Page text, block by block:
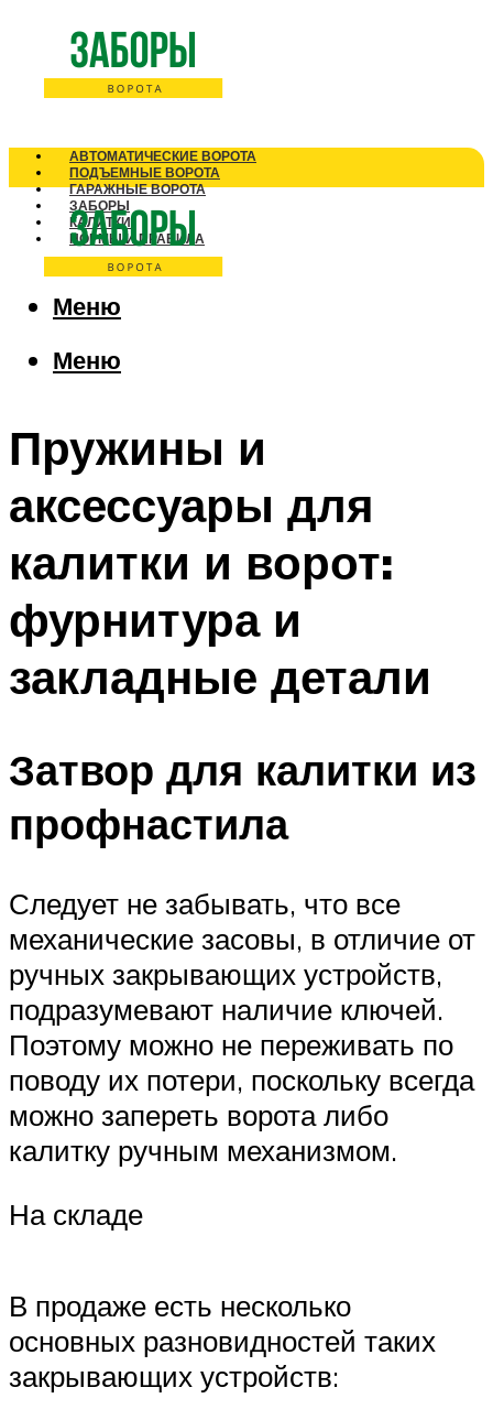
АВТОМАТИЧЕСКИЕ ВОРОТА
ПОДЪЕМНЫЕ ВОРОТА
ГАРАЖНЫЕ ВОРОТА
ЗАБОРЫ
КАЛИТКИ
НОРМЫ И ПРАВИЛА
Меню
Меню
Пружины и
аксессуары для
калитки и ворот:
фурнитура и
закладные детали
Затвор для калитки из
профнастила
Следует не забывать, что все
механические засовы, в отличие от
ручных закрывающих устройств,
подразумевают наличие ключей.
Поэтому можно не переживать по
поводу их потери, поскольку всегда
можно запереть ворота либо
калитку ручным механизмом.
На складе
В продаже есть несколько
основных разновидностей таких
закрывающих устройств: